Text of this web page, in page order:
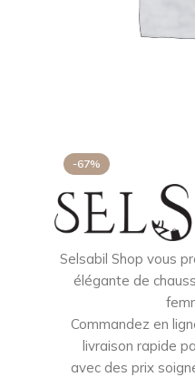
-67%
Selsabil Shop vous
élégante de
Commandez en
livraison rapide
avec des prix